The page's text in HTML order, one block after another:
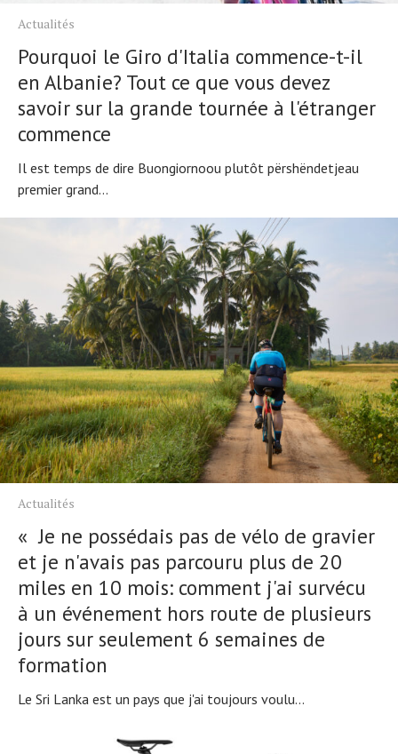
Actualités
Pourquoi le Giro d'Italia commence-t-il
en Albanie? Tout ce que vous devez
savoir sur la grande tournée à l'étranger
commence
Il est temps de dire Buongiornoou plutôt përshëndetjeau
premier grand...
Actualités
« Je ne possédais pas de vélo de gravier
et je n'avais pas parcouru plus de 20
miles en 10 mois: comment j'ai survécu
à un événement hors route de plusieurs
jours sur seulement 6 semaines de
formation
Le Sri Lanka est un pays que j'ai toujours voulu...
Technologies
Conseils
Tendances
Tous nos articles